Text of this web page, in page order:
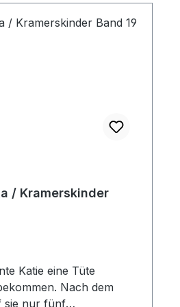
/ Kramerskinder
Katie eine Tüte
Nach dem
sie nur fünf